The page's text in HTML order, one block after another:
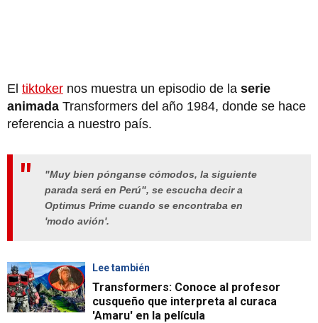
El tiktoker nos muestra un episodio de la serie
animada Transformers del año 1984, donde se hace
referencia a nuestro país.
"Muy bien pónganse cómodos, la siguiente
parada será en Perú", se escucha decir a
Optimus Prime cuando se encontraba en
'modo avión'.
Lee también
Transformers: Conoce al profesor
cusqueño que interpreta al curaca
'Amaru' en la película